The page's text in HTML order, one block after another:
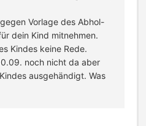
Vorlage des Abhol-
dein Kind mitnehmen.
Kindes keine Rede.
noch nicht da aber
ausgehändigt. Was